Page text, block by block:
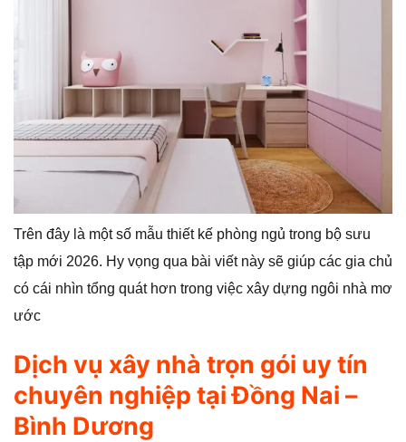
Trên đây là một số mẫu thiết kế phòng ngủ trong bộ sưu
tập mới 2026. Hy vọng qua bài viết này sẽ giúp các gia chủ
có cái nhìn tổng quát hơn trong việc xây dựng ngôi nhà mơ
ước
Dịch vụ xây nhà trọn gói uy tín
chuyên nghiệp tại Đồng Nai –
Bình Dương